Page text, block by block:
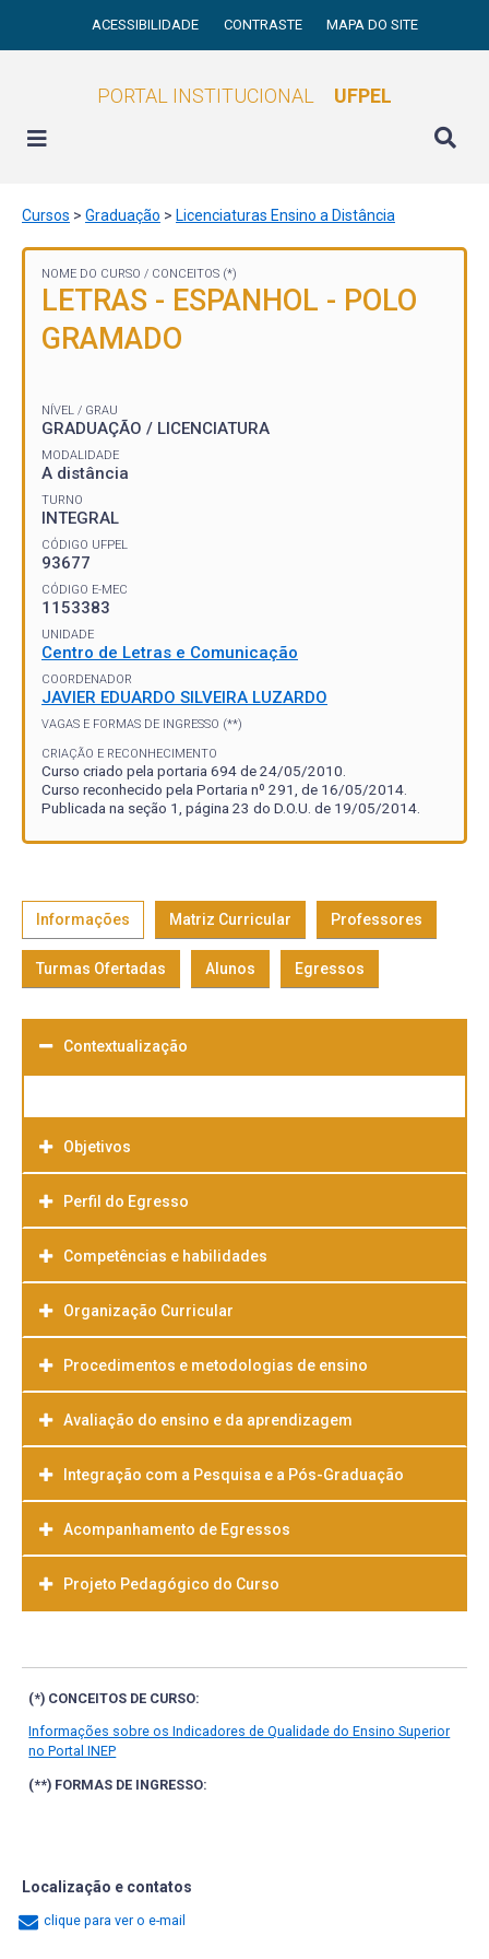
ACESSIBILIDADE CONTRASTE MAPA DO SITE
PORTAL INSTITUCIONAL UFPEL
Cursos > Graduação > Licenciaturas Ensino a Distância
NOME DO CURSO / CONCEITOS (*)
LETRAS - ESPANHOL - POLO
GRAMADO
NÍVEL / GRAU
GRADUAÇÃO / LICENCIATURA
MODALIDADE
A distância
TURNO
INTEGRAL
CÓDIGO UFPEL
93677
CÓDIGO E-MEC
1153383
UNIDADE
Centro de Letras e Comunicação
COORDENADOR
JAVIER EDUARDO SILVEIRA LUZARDO
VAGAS E FORMAS DE INGRESSO (**)
CRIAÇÃO E RECONHECIMENTO
Curso criado pela portaria 694 de 24/05/2010.
Curso reconhecido pela Portaria nº 291, de 16/05/2014.
Publicada na seção 1, página 23 do D.O.U. de 19/05/2014.
Informações Matriz Curricular Professores
Turmas Ofertadas Alunos Egressos
Contextualização
Objetivos
Perfil do Egresso
Competências e habilidades
Organização Curricular
Procedimentos e metodologias de ensino
Avaliação do ensino e da aprendizagem
Integração com a Pesquisa e a Pós-Graduação
Acompanhamento de Egressos
Projeto Pedagógico do Curso
(*) CONCEITOS DE CURSO:
Informações sobre os Indicadores de Qualidade do Ensino Superior
no Portal INEP
(**) FORMAS DE INGRESSO:
Localização e contatos
clique para ver o e-mail